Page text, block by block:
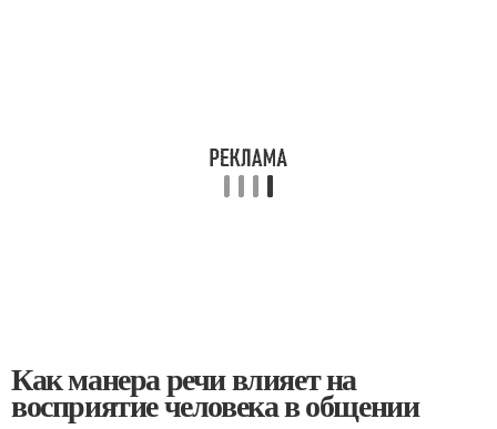
Как манера речи влияет на
восприятие человека в общении